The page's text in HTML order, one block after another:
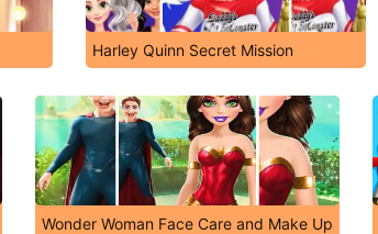
Harley Quinn Secret Mission
Wonder Woman Face Care and Make Up